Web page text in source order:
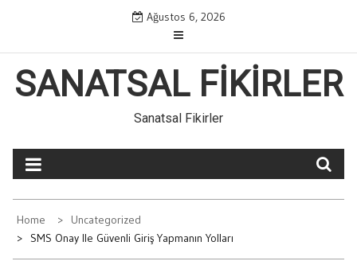
content
Ağustos 6, 2026
SANATSAL FIKIRLER
Sanatsal Fikirler
Home
Uncategorized
SMS Onay Ile Güvenli Giriş Yapmanın Yolları